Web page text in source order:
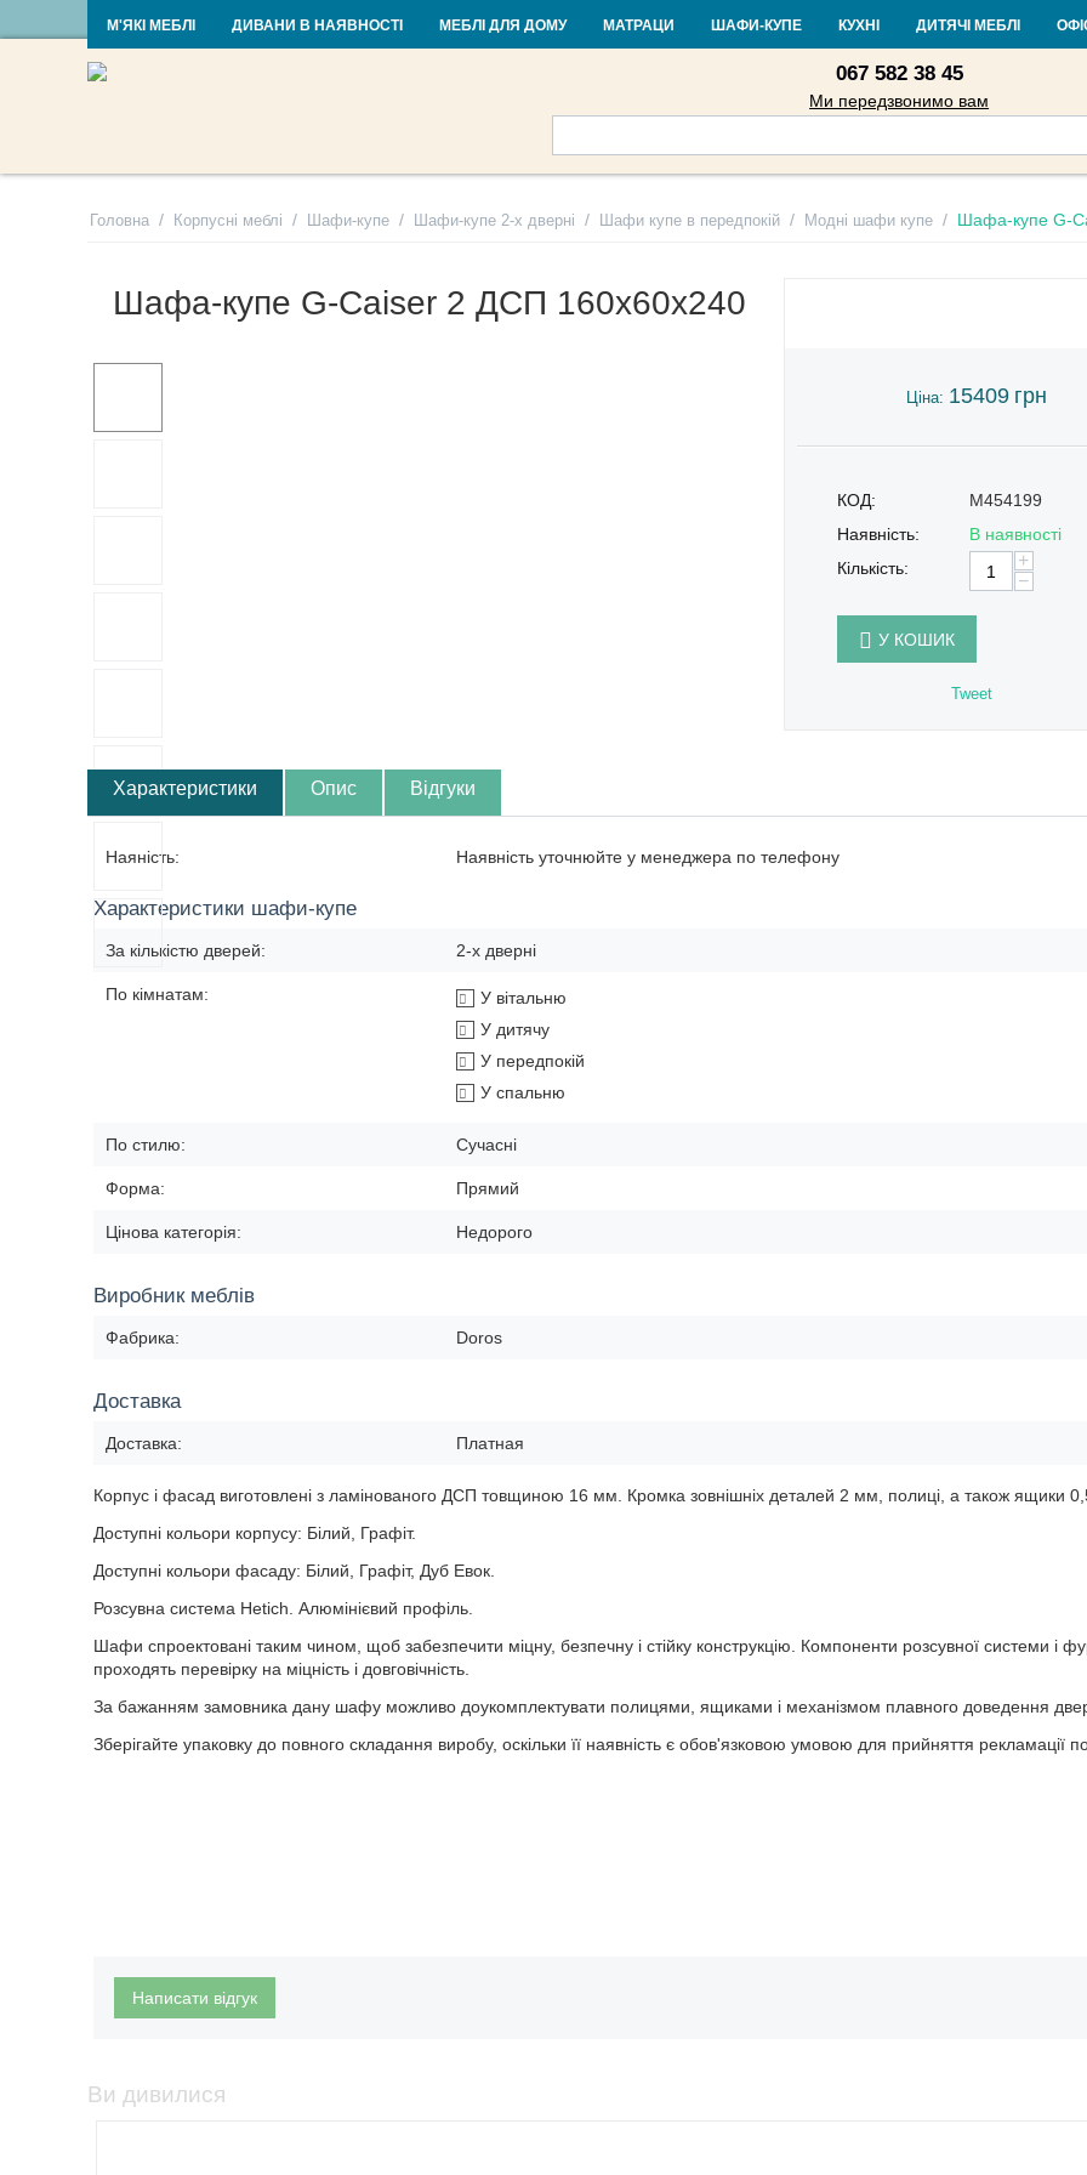
RU UA Контакти Доставка і оплата Гарантія та повернення Кредит
067 582 38 45
Ми передзвонимо вам
М'ЯКІ МЕБЛІ ДИВАНИ В НАЯВНОСТІ МЕБЛІ ДЛЯ ДОМУ МАТРАЦИ ШАФИ-КУПЕ КУХНІ ДИТЯЧІ МЕБЛІ
Головна / Корпусні меблі / Шафи-купе / Шафи-купе 2-х дверні / Шафи купе в передпокій / Модні шафи купе / Шафа-купе G-
Шафа-купе G-Caiser 2 ДСП 160х60х240
Ціна: 15409 грн
КОД:
M454199
Наявність:
В наявності
Кількість:
+
−
У КОШИК
Tweet
Характеристики Опис Відгуки
Наяність: Наявність уточнюйте у менеджера по телефону
Характеристики шафи-купе
За кількістю дверей: 2-х дверні
По кімнатам:
У вітальню
У дитячу
У передпокій
У спальню
По стилю: Сучасні
Форма: Прямий
Цінова категорія: Недорого
Виробник меблів
Фабрика: Doros
Доставка
Доставка: Платная
Корпус і фасад виготовлені з ламінованого ДСП товщиною 16 мм. Кромка зовнішніх деталей 2 мм, полиці, а також ящики
Доступні кольори корпусу: Білий, Графіт.
Доступні кольори фасаду: Білий, Графіт, Дуб Евок.
Розсувна система Hetich. Алюмінієвий профіль.
Шафи спроектовані таким чином, щоб забезпечити міцну, безпечну і стійку конструкцію. Компоненти розсувної системи і
проходять перевірку на міцність і довговічність.
За бажанням замовника дану шафу можливо доукомплектувати полицями, ящиками і механізмом плавного доведення
Зберігайте упаковку до повного складання виробу, оскільки її наявність є обов'язковою умовою для прийняття рекламації
Написати відгук
Ви дивилися